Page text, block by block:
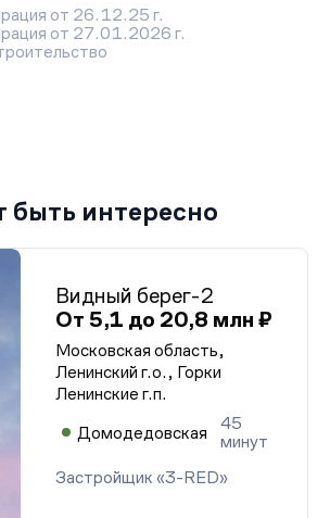
от 26.12.25 г.
от 27.01.2026 г.
интересно
Видный берег-2
От 5,1 до 20,8 млн ₽
Московская область,
Ленинский г.о., Горки
Ленинские г.п.
Домодедовская
45
минут
Застройщик «3-RED»